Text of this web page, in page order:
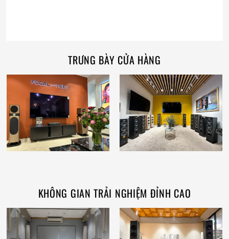
TRƯNG BÀY CỬA HÀNG
KHÔNG GIAN TRẢI NGHIỆM ĐỈNH CAO